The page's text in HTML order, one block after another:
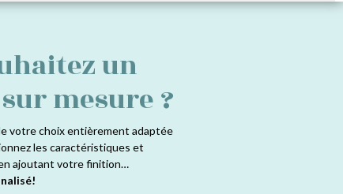
un
mesure ?
votre choix entièrement adaptée
les caractéristiques et
ajoutant votre finition…